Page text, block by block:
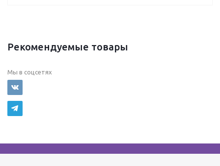
Рекомендуемые товары
Мы в соцсетях